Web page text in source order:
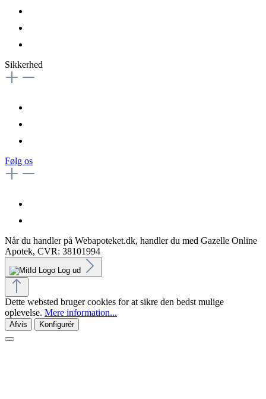
Sikkerhed
Følg os
Når du handler på Webapoteket.dk, handler du med Gazelle Online
Apotek, CVR: 38101994
Log ud
Dette websted bruger cookies for at sikre den bedst mulige
oplevelse. Mere information...
Afvis Konfigurér